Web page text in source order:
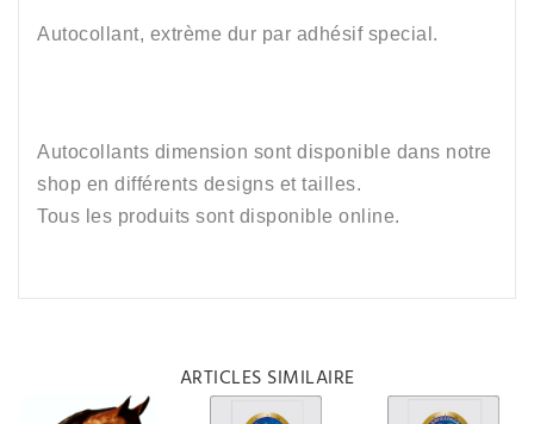
Autocollant, extrème dur par adhésif special.
Autocollants dimension sont disponible dans notre
shop en différents designs et tailles.
Tous les produits sont disponible online.
ARTICLES SIMILAIRE